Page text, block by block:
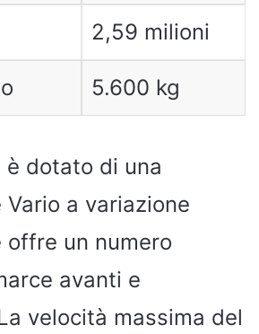
2,59 milioni
5.600 kg
è dotato di una
a variazione
offre un numero
avanti e
velocità massima del